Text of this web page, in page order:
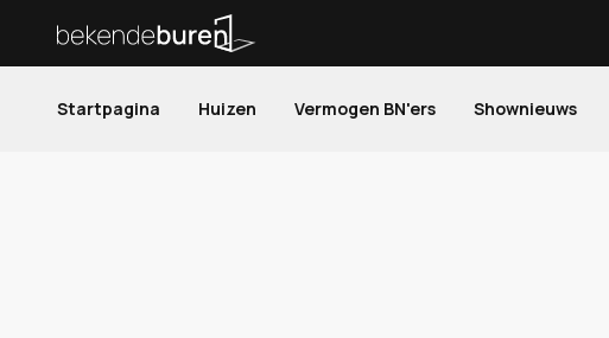
Startpagina Huizen Vermogen BN'ers Shownieuws